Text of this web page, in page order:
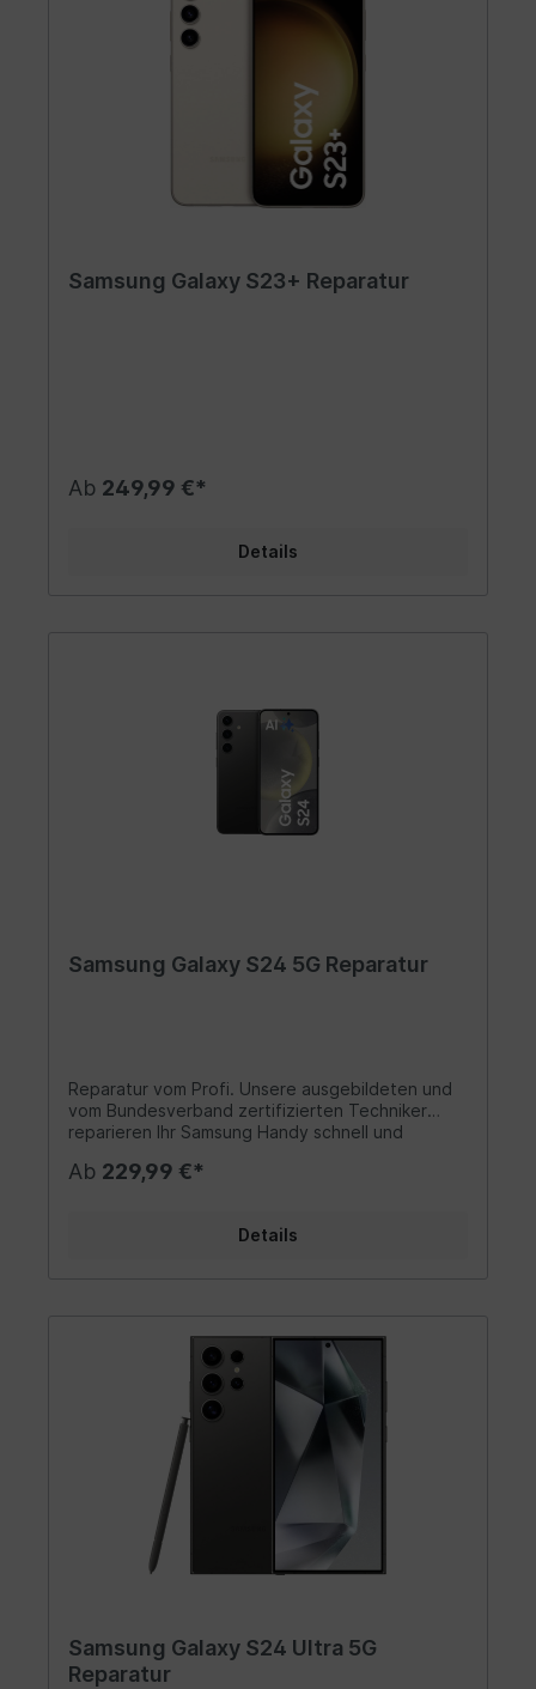
Samsung Galaxy S23+ Reparatur
Ab 249,99 €*
Details
Samsung Galaxy S24 5G Reparatur
Reparatur vom Profi. Unsere ausgebildeten und
vom Bundesverband zertifizierten Techniker
reparieren Ihr Samsung Handy schnell und
Ab 229,99 €*
Details
Samsung Galaxy S24 Ultra 5G
Reparatur